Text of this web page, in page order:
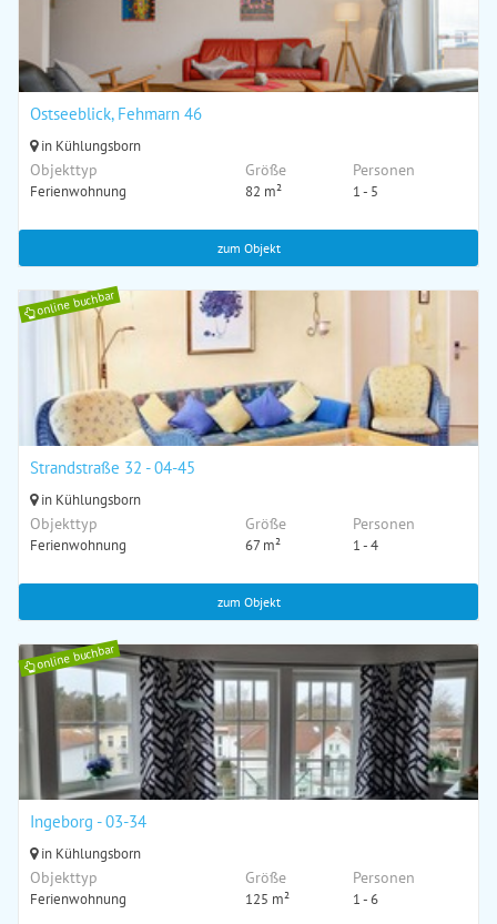
Ostseeblick, Fehmarn 46
in Kühlungsborn
Objekttyp
Ferienwohnung
Größe
82 m²
Personen
1 - 5
zum Objekt
online buchbar
Strandstraße 32 - 04-45
in Kühlungsborn
Objekttyp
Ferienwohnung
Größe
67 m²
Personen
1 - 4
zum Objekt
online buchbar
Ingeborg - 03-34
in Kühlungsborn
Objekttyp
Ferienwohnung
Größe
125 m²
Personen
1 - 6